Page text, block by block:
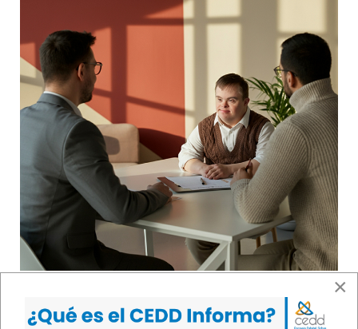
Recursos e Incentivos para Emprendedores
con Discapacidad
×